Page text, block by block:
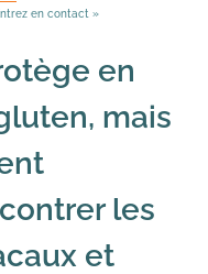
en contact »
en
mais
les
et